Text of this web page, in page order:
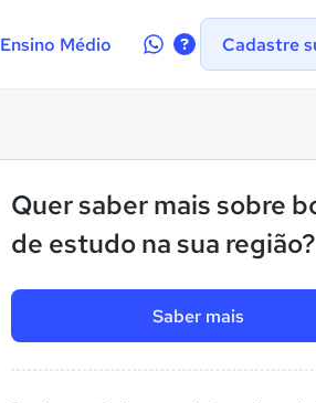
Ensino Médio
Contate-Cadastre
Quer saber mais sobre
de estudo na sua região?
Saber mais